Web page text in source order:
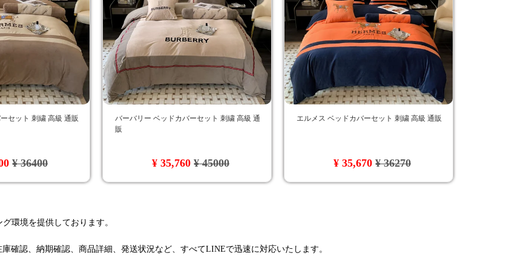
セット 刺繍 高級 通販
¥ 36400
バーバリー ベッドカバーセット 刺繍 高級 通
販
¥ 35,760¥ 45000
エルメス ベッドカバーセット 刺繍 高級 通販
¥ 35,670¥ 36270
環境を提供しております。
確認、納期確認、商品詳細、発送状況など、すべてLINEで迅速に対応いたします。